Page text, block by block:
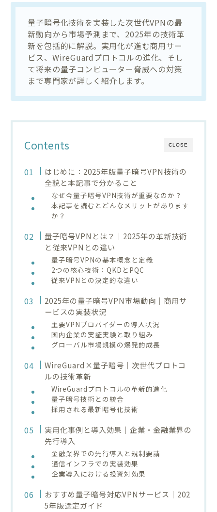
量子暗号化技術を実装した次世代VPNの最
新動向から市場予測まで、2025年の技術革
新を包括的に解説。実用化が進む商用サー
ビス、WireGuardプロトコルの進化、そし
て将来の量子コンピューター脅威への対策
まで専門家が詳しく紹介します。
CLOSE
Contents
はじめに：2025年版量子暗号VPN技術の
全貌と本記事で分かること
なぜ今量子暗号VPN技術が重要なのか？
本記事を読むとどんなメリットがあります
か？
量子暗号VPNとは？｜2025年の革新技術
と従来VPNとの違い
量子暗号VPNの基本概念と定義
2つの核心技術：QKDとPQC
従来VPNとの決定的な違い
2025年の量子暗号VPN市場動向｜商用サ
ービスの実装状況
主要VPNプロバイダーの導入状況
国内企業の実証実験と取り組み
グローバル市場規模の爆発的成長
WireGuard×量子暗号｜次世代プロトコ
ルの技術革新
WireGuardプロトコルの革新的進化
量子暗号技術との統合
採用される最新暗号化技術
実用化事例と導入効果｜企業・金融業界の
先行導入
金融業界での先行導入と規制要請
通信インフラでの実装効果
企業導入における投資対効果
おすすめ量子暗号対応VPNサービス｜202
5年版選定ガイド